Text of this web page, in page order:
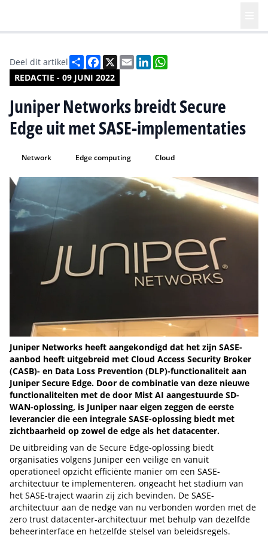
REDACTIE - 09 JUNI 2022
Deel dit artikel DeelFacebook
X EmailLinkedIn
Juniper Networks breidt Secure
Edge uit met SASE-implementaties
Network Edge computing Cloud
Juniper Networks heeft aangekondigd dat het zijn SASE-
aanbod heeft uitgebreid met Cloud Access Security Broker
(CASB)- en Data Loss Prevention (DLP)-functionaliteit aan
Juniper Secure Edge. Door de combinatie van deze nieuwe
functionaliteiten met de door Mist AI aangestuurde SD-
WAN-oplossing, is Juniper naar eigen zeggen de eerste
leverancier die een integrale SASE-oplossing biedt met
zichtbaarheid op zowel de edge als het datacenter.
De uitbreiding van de Secure Edge-oplossing biedt
organisaties volgens Juniper een veilige en vanuit
operationeel opzicht efficiënte manier om een SASE-
architectuur te implementeren, ongeacht het stadium van
het SASE-traject waarin zij zich bevinden. De SASE-
architectuur aan de nedge van nu verbonden worden met de
zero trust datacenter-architectuur met behulp van dezelfde
beheerinterface en hetzelfde stelsel van beleidsregels.